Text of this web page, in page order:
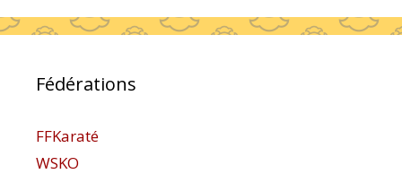
Fédérations
FFKaraté
WSKO